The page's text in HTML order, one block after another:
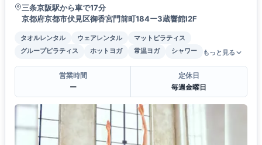
三条京阪駅から車で17分
京都府京都市伏見区御香宮門前町184ー3蔵響館I2F
タオルレンタル ウェアレンタル
マットピラティス
グループピラティス
ホットヨガ 常温ヨガ シャワー もっと見る
営業時間
ー
定休日
毎週金曜日